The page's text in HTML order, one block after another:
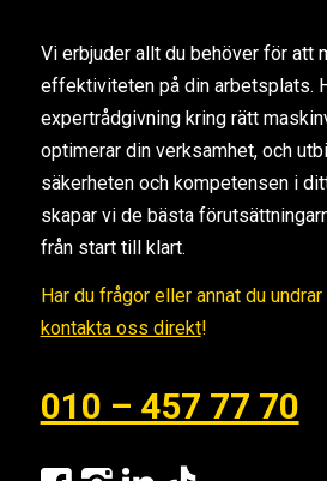
Vi erbjuder allt du behöver för att
effektiviteten på din arbetsplats.
expertrådgivning kring rätt
optimerar din verksamhet, och
säkerheten och kompetensen i
skapar vi de bästa
från start till klart.
Har du frågor eller annat du
kontakta oss direkt!
010 – 457 77 70